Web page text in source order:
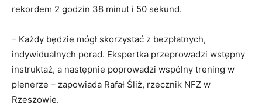
rekordem 2 godzin 38 minut i 50 sekund.
– Każdy będzie mógł skorzystać z bezpłatnych,
indywidualnych porad. Ekspertka przeprowadzi wstępny
instruktaż, a następnie poprowadzi wspólny trening w
plenerze – zapowiada Rafał Śliż, rzecznik NFZ w
Rzeszowie.